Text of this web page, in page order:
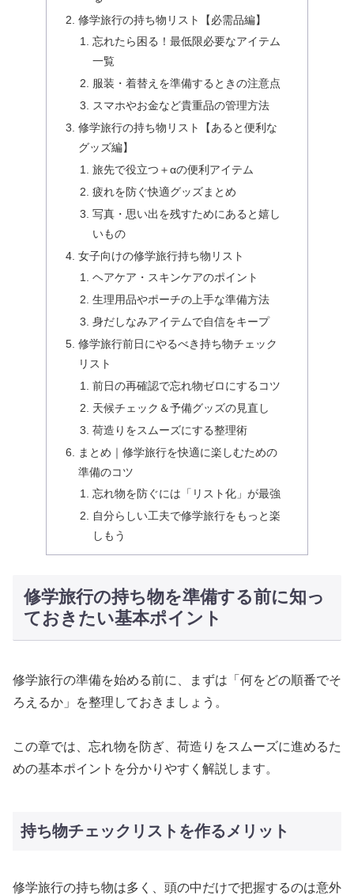
修学旅行の持ち物リスト【必需品編】
忘れたら困る！最低限必要なアイテム
一覧
服装・着替えを準備するときの注意点
スマホやお金など貴重品の管理方法
修学旅行の持ち物リスト【あると便利な
グッズ編】
旅先で役立つ＋αの便利アイテム
疲れを防ぐ快適グッズまとめ
写真・思い出を残すためにあると嬉し
いもの
女子向けの修学旅行持ち物リスト
ヘアケア・スキンケアのポイント
生理用品やポーチの上手な準備方法
身だしなみアイテムで自信をキープ
修学旅行前日にやるべき持ち物チェック
リスト
前日の再確認で忘れ物ゼロにするコツ
天候チェック＆予備グッズの見直し
荷造りをスムーズにする整理術
まとめ｜修学旅行を快適に楽しむための
準備のコツ
忘れ物を防ぐには「リスト化」が最強
自分らしい工夫で修学旅行をもっと楽
しもう
修学旅行の持ち物を準備する前に知っ
ておきたい基本ポイント
修学旅行の準備を始める前に、まずは「何をどの順番でそ
ろえるか」を整理しておきましょう。
この章では、忘れ物を防ぎ、荷造りをスムーズに進めるた
めの基本ポイントを分かりやすく解説します。
持ち物チェックリストを作るメリット
修学旅行の持ち物は多く、頭の中だけで把握するのは意外